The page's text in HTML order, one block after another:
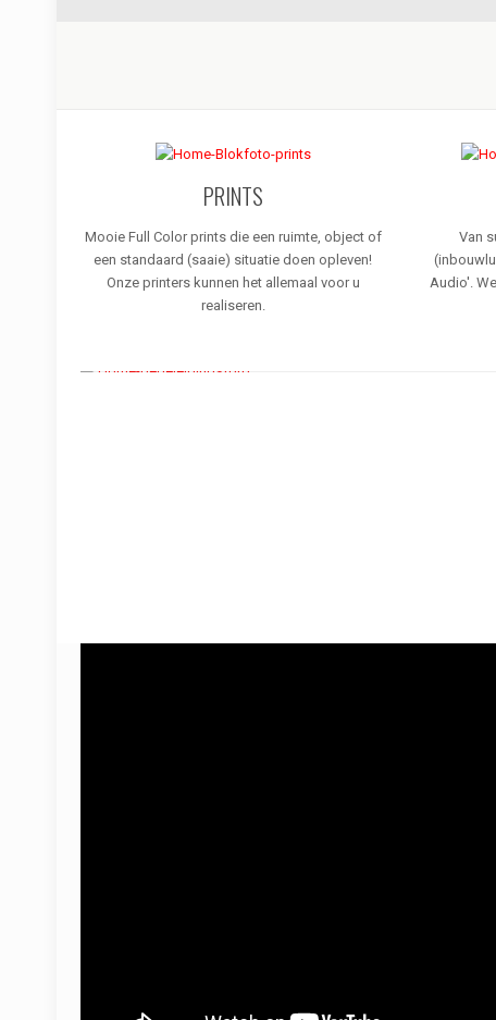
PRINTS
Mooie Full Color prints die een ruimte, object of
een standaard (saaie) situatie doen opleven!
Onze printers kunnen het allemaal voor u
realiseren.
Van
Audio'.